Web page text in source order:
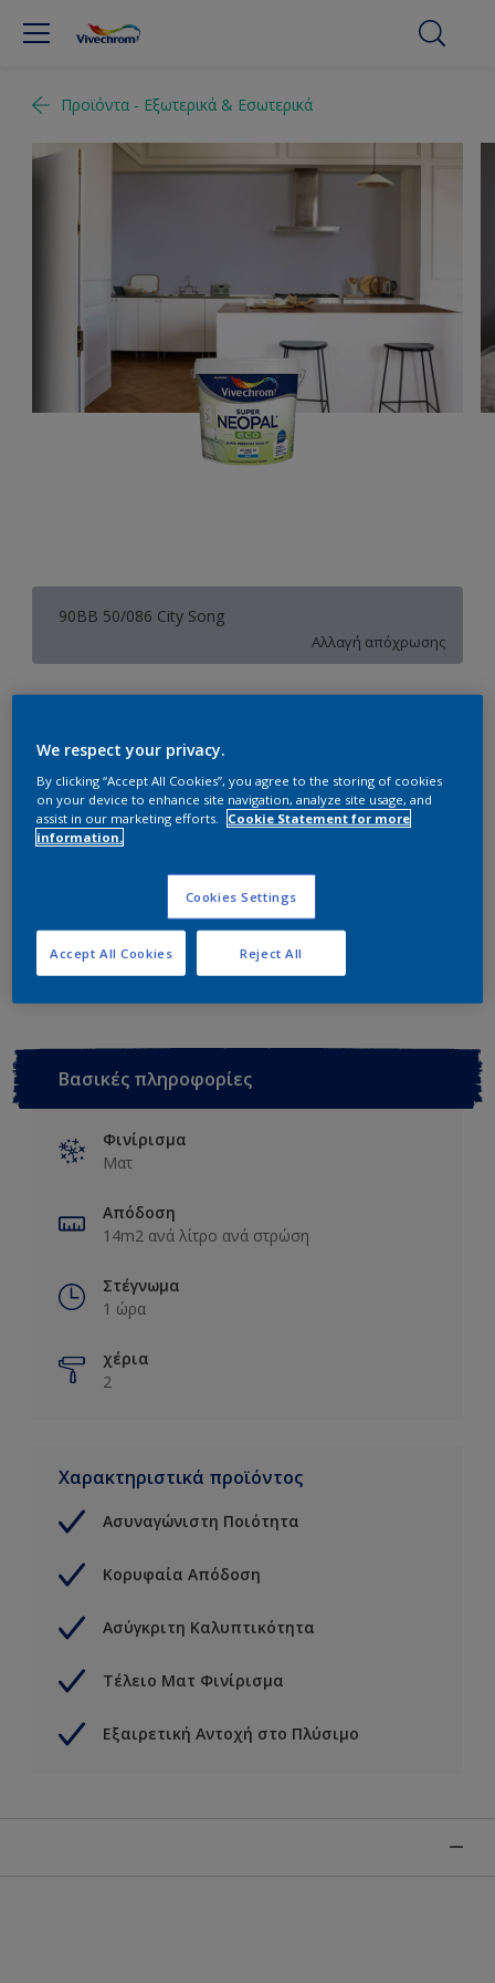
Προϊόντα - Εξωτερικά & Εσωτερικά
90BB 50/086 City Song
Αλλαγή απόχρωσης
Συσκευασία
Ποσότητα Υπολογισμός χρώματος
Προσθήκη στο Workspace
Εύρεση Καταστήματος
Βασικές πληροφορίες
Φινίρισμα
Ματ
Απόδοση
14m2 ανά λίτρο ανά στρώση
Στέγνωμα
1 ώρα
χέρια
2
Χαρακτηριστικά προϊόντος
Ασυναγώνιστη Ποιότητα
Κορυφαία Απόδοση
Ασύγκριτη Καλυπτικότητα
Τέλειο Ματ Φινίρισμα
Εξαιρετική Αντοχή στο Πλύσιμο
We respect your privacy.
By clicking “Accept All Cookies”, you agree to the storing of cookies
on your device to enhance site navigation, analyze site usage, and
assist in our marketing efforts.
Cookie Statement for more
information.
Cookies Settings
Reject All
Accept All Cookies